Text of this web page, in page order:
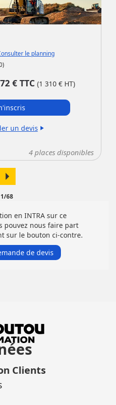
le planning
€ TTC (1 310 € HT)
un devis play_arrow
4 places disponibles
arrow_right
1/68
en INTRA sur ce
pouvez nous faire part
sur le bouton ci-contre.
de devis
Clients